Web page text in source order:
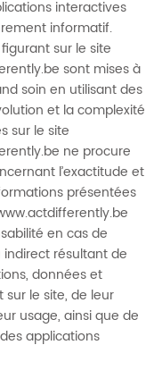
interactives
informatif.
sur le site
sont mises à
soin en utilisant des
et la complexité
sur le site
ne procure
l’exactitude et
présentées
en cas de
résultant de
données et
le site, de leur
usage, ainsi que de
applications